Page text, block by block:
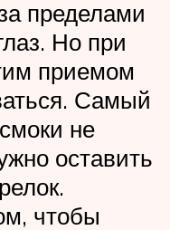
пределами
Но при
приемом
Самый
не
оставить
чтобы